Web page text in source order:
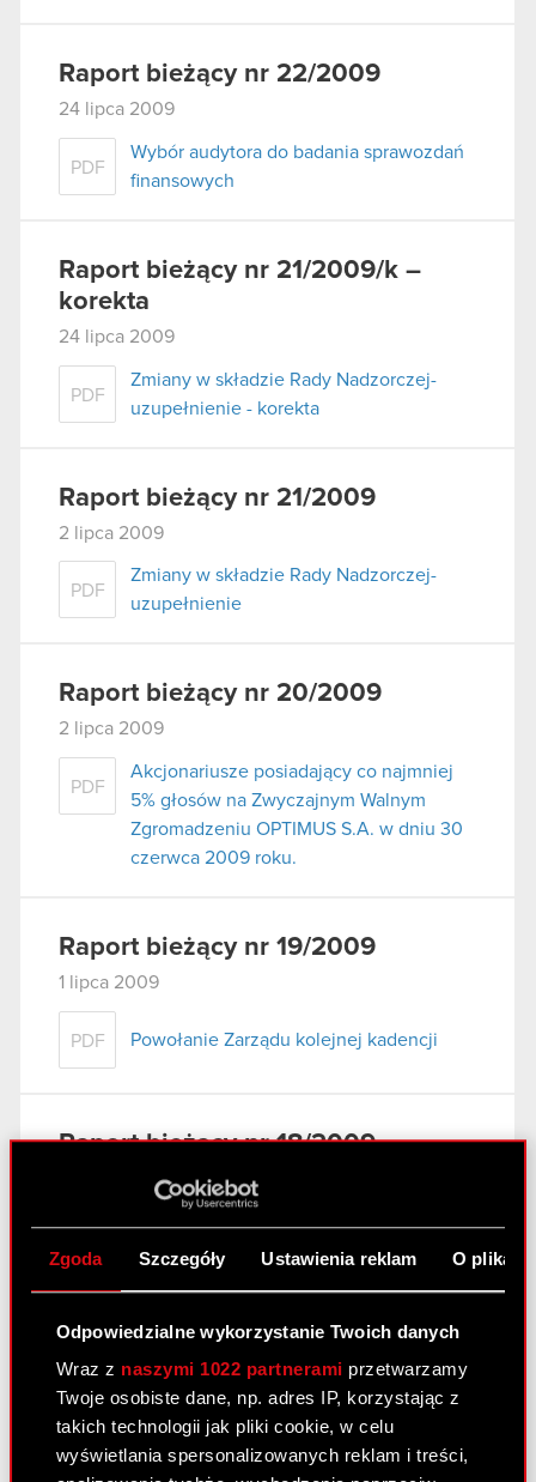
Zgoda Szczegóły Ustawienia reklam O
Odpowiedzialne wykorzystanie Twoich danych
Wraz z naszymi 1022 partnerami przetwarzamy
Twoje osobiste dane, np. adres IP, korzystając z
takich technologii jak pliki cookie, w celu
wyświetlania spersonalizowanych reklam i treści,
Raport bieżący nr 22/2009
24 lipca 2009
PDF
Wybór audytora do badania sprawozdań
finansowych
Raport bieżący nr 21/2009/k –
korekta
24 lipca 2009
PDF
Zmiany w składzie Rady Nadzorczej-
uzupełnienie - korekta
Raport bieżący nr 21/2009
2 lipca 2009
PDF
Zmiany w składzie Rady Nadzorczej-
uzupełnienie
Raport bieżący nr 20/2009
2 lipca 2009
PDF
Akcjonariusze posiadający co najmniej
5% głosów na Zwyczajnym Walnym
Zgromadzeniu OPTIMUS S.A. w dniu 30
czerwca 2009 roku.
Raport bieżący nr 19/2009
1 lipca 2009
PDF Powołanie Zarządu kolejnej kadencji
Raport bieżący nr 18/2009
1 lipca 2009
Zmiany w składzie Rady Nadzorczej
Raport bieżący nr 17/2009
1 lipca 2009
PDF
Uchwały powzięte na Zwyczajnym
Walnym Zgromadzeniu Akcjonariuszy
Spółki